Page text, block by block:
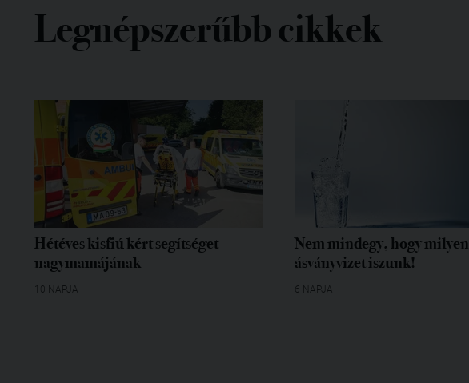
Legnépszerűbb cikkek
Hétéves kisfiú kért segítséget
nagymamájának
10 NAPJA
Nem mindegy, hogy milyen
ásványvizet iszunk!
6 NAPJA